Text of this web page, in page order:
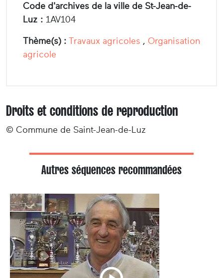
Code d'archives de la ville de St-Jean-de-
Luz : 1AV104
Thème(s) : Travaux agricoles , Organisation
agricole
Droits et conditions de reproduction
© Commune de Saint-Jean-de-Luz
Autres séquences recommandées